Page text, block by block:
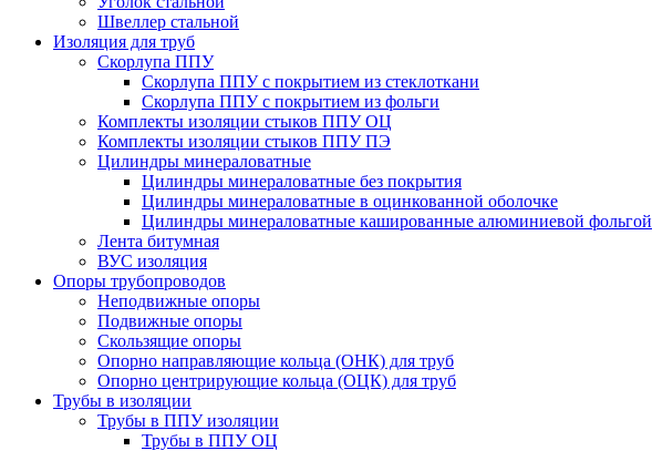
Швеллер стальной
Изоляция для труб
Скорлупа ППУ
Скорлупа ППУ с покрытием из стеклоткани
Скорлупа ППУ с покрытием из фольги
Комплекты изоляции стыков ППУ ОЦ
Комплекты изоляции стыков ППУ ПЭ
Цилиндры минераловатные
Цилиндры минераловатные без покрытия
Цилиндры минераловатные в оцинкованной оболочке
Цилиндры минераловатные кашированные алюминиевой фольгой
Лента битумная
ВУС изоляция
Опоры трубопроводов
Неподвижные опоры
Подвижные опоры
Скользящие опоры
Опорно направляющие кольца (ОНК) для труб
Опорно центрирующие кольца (ОЦК) для труб
Трубы в изоляции
Трубы в ППУ изоляции
Трубы в ППУ ОЦ